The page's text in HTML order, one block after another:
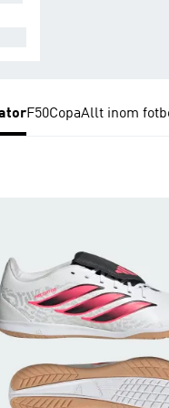
F50CopaAllt inom
på önskelistan